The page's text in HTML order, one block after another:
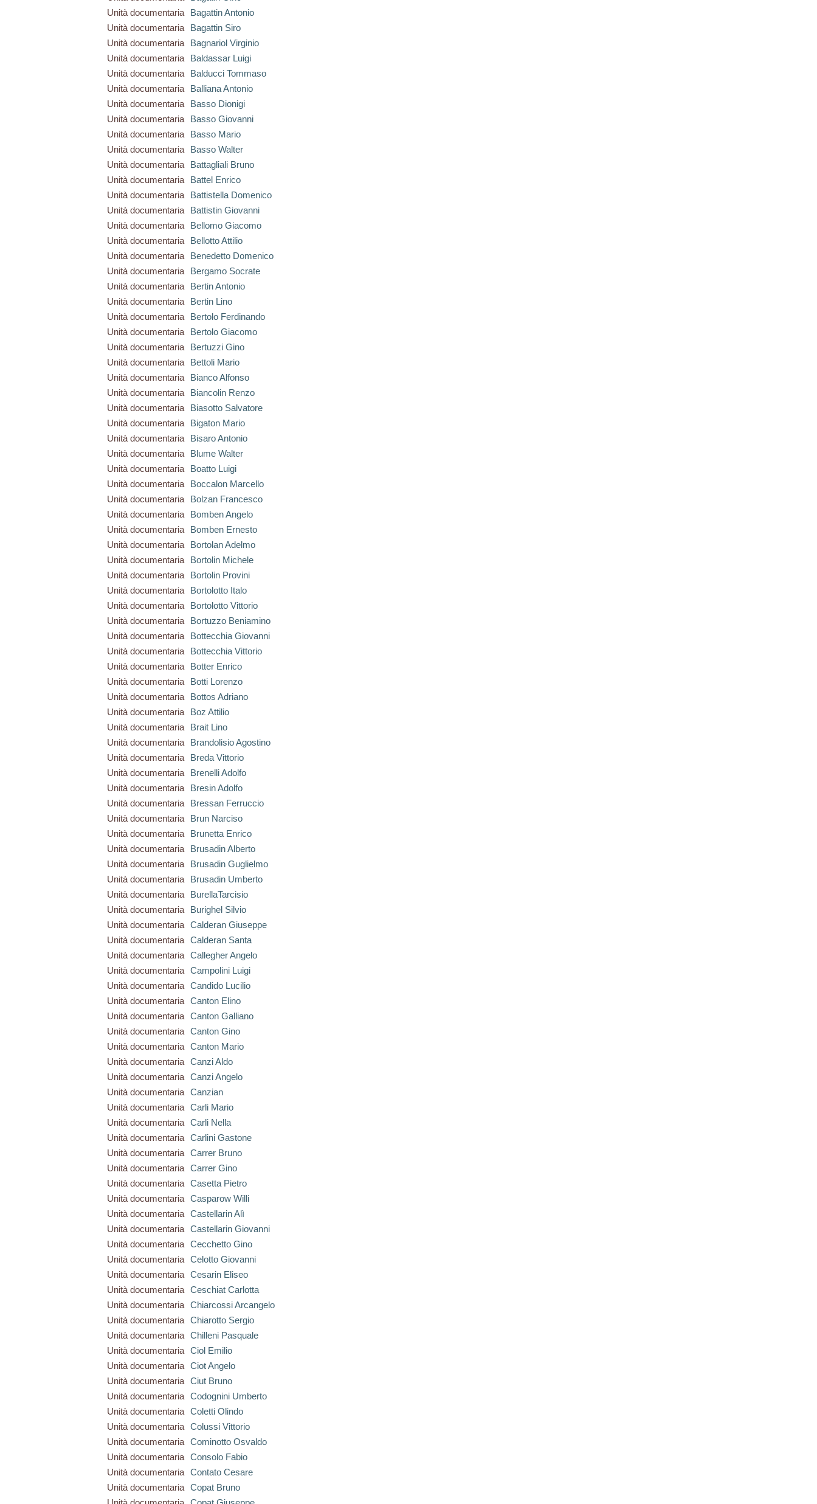
Unità documentaria
Bagattin Antonio
Unità documentaria
Bagattin Siro
Unità documentaria
Bagnariol Virginio
Unità documentaria
Baldassar Luigi
Unità documentaria
Balducci Tommaso
Unità documentaria
Balliana Antonio
Unità documentaria
Basso Dionigi
Unità documentaria
Basso Giovanni
Unità documentaria
Basso Mario
Unità documentaria
Basso Walter
Unità documentaria
Battagliali Bruno
Unità documentaria
Battel Enrico
Unità documentaria
Battistella Domenico
Unità documentaria
Battistin Giovanni
Unità documentaria
Bellomo Giacomo
Unità documentaria
Bellotto Attilio
Unità documentaria
Benedetto Domenico
Unità documentaria
Bergamo Socrate
Unità documentaria
Bertin Antonio
Unità documentaria
Bertin Lino
Unità documentaria
Bertolo Ferdinando
Unità documentaria
Bertolo Giacomo
Unità documentaria
Bertuzzi Gino
Unità documentaria
Bettoli Mario
Unità documentaria
Bianco Alfonso
Unità documentaria
Biancolin Renzo
Unità documentaria
Biasotto Salvatore
Unità documentaria
Bigaton Mario
Unità documentaria
Bisaro Antonio
Unità documentaria
Blume Walter
Unità documentaria
Boatto Luigi
Unità documentaria
Boccalon Marcello
Unità documentaria
Bolzan Francesco
Unità documentaria
Bomben Angelo
Unità documentaria
Bomben Ernesto
Unità documentaria
Bortolan Adelmo
Unità documentaria
Bortolin Michele
Unità documentaria
Bortolin Provini
Unità documentaria
Bortolotto Italo
Unità documentaria
Bortolotto Vittorio
Unità documentaria
Bortuzzo Beniamino
Unità documentaria
Bottecchia Giovanni
Unità documentaria
Bottecchia Vittorio
Unità documentaria
Botter Enrico
Unità documentaria
Botti Lorenzo
Unità documentaria
Bottos Adriano
Unità documentaria
Boz Attilio
Unità documentaria
Brait Lino
Unità documentaria
Brandolisio Agostino
Unità documentaria
Breda Vittorio
Unità documentaria
Brenelli Adolfo
Unità documentaria
Bresin Adolfo
Unità documentaria
Bressan Ferruccio
Unità documentaria
Brun Narciso
Unità documentaria
Brunetta Enrico
Unità documentaria
Brusadin Alberto
Unità documentaria
Brusadin Guglielmo
Unità documentaria
Brusadin Umberto
Unità documentaria
BurellaTarcisio
Unità documentaria
Burighel Silvio
Unità documentaria
Calderan Giuseppe
Unità documentaria
Calderan Santa
Unità documentaria
Callegher Angelo
Unità documentaria
Campolini Luigi
Unità documentaria
Candido Lucilio
Unità documentaria
Canton Elino
Unità documentaria
Canton Galliano
Unità documentaria
Canton Gino
Unità documentaria
Canton Mario
Unità documentaria
Canzi Aldo
Unità documentaria
Canzi Angelo
Unità documentaria
Canzian
Unità documentaria
Carli Mario
Unità documentaria
Carli Nella
Unità documentaria
Carlini Gastone
Unità documentaria
Carrer Bruno
Unità documentaria
Carrer Gino
Unità documentaria
Casetta Pietro
Unità documentaria
Casparow Willi
Unità documentaria
Castellarin Alì
Unità documentaria
Castellarin Giovanni
Unità documentaria
Cecchetto Gino
Unità documentaria
Celotto Giovanni
Unità documentaria
Cesarin Eliseo
Unità documentaria
Ceschiat Carlotta
Unità documentaria
Chiarcossi Arcangelo
Unità documentaria
Chiarotto Sergio
Unità documentaria
Chilleni Pasquale
Unità documentaria
Ciol Emilio
Unità documentaria
Ciot Angelo
Unità documentaria
Ciut Bruno
Unità documentaria
Codognini Umberto
Unità documentaria
Coletti Olindo
Unità documentaria
Colussi Vittorio
Unità documentaria
Cominotto Osvaldo
Unità documentaria
Consolo Fabio
Unità documentaria
Contato Cesare
Unità documentaria
Copat Bruno